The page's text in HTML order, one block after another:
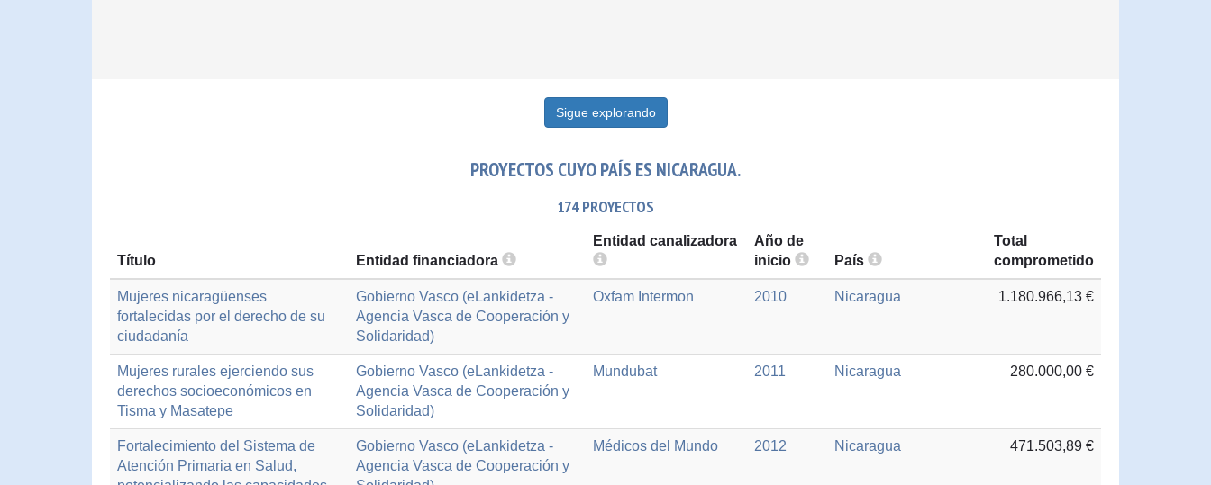
Sigue explorando
PROYECTOS CUYO PAÍS ES NICARAGUA.
174 PROYECTOS
Título Entidad financiadora
Entidad canalizadora
Año de
inicio
País
Total
comprometido
Mujeres nicaragüenses
fortalecidas por el derecho de su
ciudadanía
Gobierno Vasco (eLankidetza -
Agencia Vasca de Cooperación y
Solidaridad)
Oxfam Intermon 2010 Nicaragua 1.180.966,13 €
Mujeres rurales ejerciendo sus
derechos socioeconómicos en
Tisma y Masatepe
Gobierno Vasco (eLankidetza -
Agencia Vasca de Cooperación y
Solidaridad)
Mundubat 2011 Nicaragua 280.000,00 €
Fortalecimiento del Sistema de
Atención Primaria en Salud,
Gobierno Vasco (eLankidetza -
Agencia Vasca de Cooperación y
Médicos del Mundo 2012 Nicaragua 471.503,89 €